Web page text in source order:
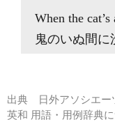
When the
鬼のいぬ間に
出典
日外アソシエー
英和 用語・用例辞典